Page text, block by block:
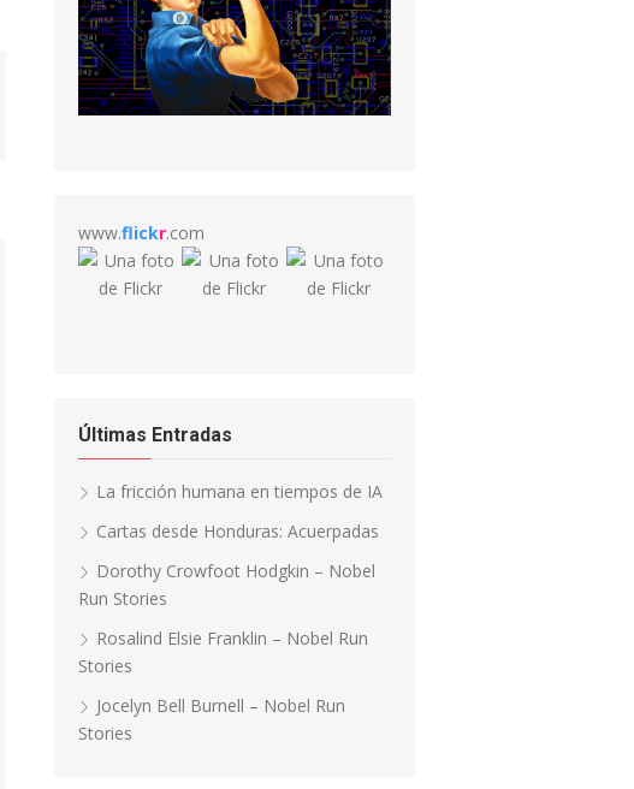
www.flickr.com
Últimas Entradas
La fricción humana en tiempos de IA
Cartas desde Honduras: Acuerpadas
Dorothy Crowfoot Hodgkin – Nobel
Run Stories
Rosalind Elsie Franklin – Nobel Run
Stories
Jocelyn Bell Burnell – Nobel Run
Stories